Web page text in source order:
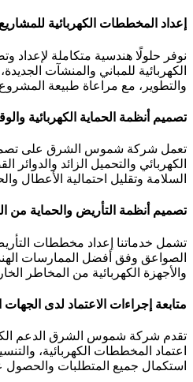
إعداد المخططات الكهربائية
نوفر حلولًا هندسية متكاملة
الكهربائية للمباني والمنشآت
والتطوير، مع مراعاة طبيعة المشروع
تصميم أنظمة الحماية الكهربائية
تعمل شركة شموس الشرق على
الكهربائي والتحميل الزائد
السلامة وتقليل احتمالية الأعطال
تصميم أنظمة التأريض والحماية من
تشمل خدماتنا إعداد مخططات
الصواعق وفق أفضل الممارسات
والأجهزة الكهربائية من المخاطر
متابعة إجراءات الاعتماد لدى
تقدم شركة شموس الشرق الدعم
اعتماد المخططات الكهربائية،
استكمال جميع المتطلبات والحصول